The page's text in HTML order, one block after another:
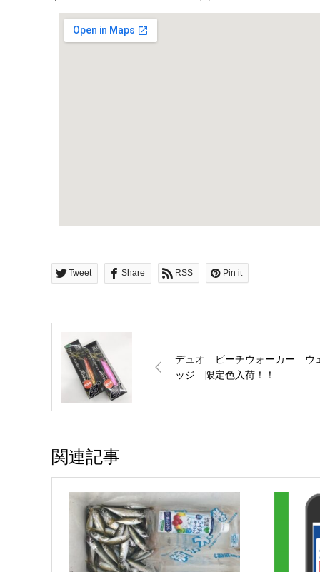
Tweet Share RSS Pin it
デュオ ビーチウォーカー ウ
ッジ 限定色入荷！！
関連記事